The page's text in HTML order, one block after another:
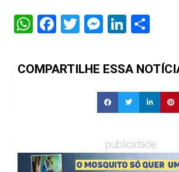
WhatsApp
Facebook
Twitter
COMPARTILHE ESSA
publicidade